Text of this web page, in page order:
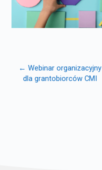
← Webinar organizacyjny
dla grantobiorców CMI